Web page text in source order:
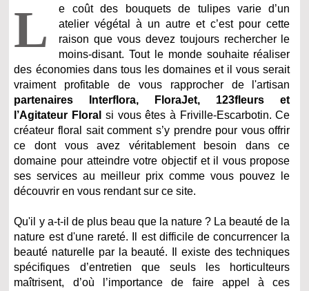
L
e coût des bouquets de tulipes varie d’un
atelier végétal à un autre et c’est pour cette
raison que vous devez toujours rechercher le
moins-disant. Tout le monde souhaite réaliser
des économies dans tous les domaines et il vous serait
vraiment profitable de vous rapprocher de l'artisan
partenaires Interflora, FloraJet, 123fleurs et
l’Agitateur Floral si vous êtes à Friville-Escarbotin. Ce
créateur floral sait comment s’y prendre pour vous offrir
ce dont vous avez véritablement besoin dans ce
domaine pour atteindre votre objectif et il vous propose
ses services au meilleur prix comme vous pouvez le
découvrir en vous rendant sur ce site.
Qu'il y a-t-il de plus beau que la nature ? La beauté de la
nature est d'une rareté. Il est difficile de concurrencer la
beauté naturelle par la beauté. Il existe des techniques
spécifiques d’entretien que seuls les horticulteurs
maîtrisent, d’où l’importance de faire appel à ces